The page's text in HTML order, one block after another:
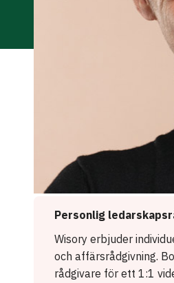
Personlig
Wisory erbjuder
och affärsrådgivning.
rådgivare för ett 1:1